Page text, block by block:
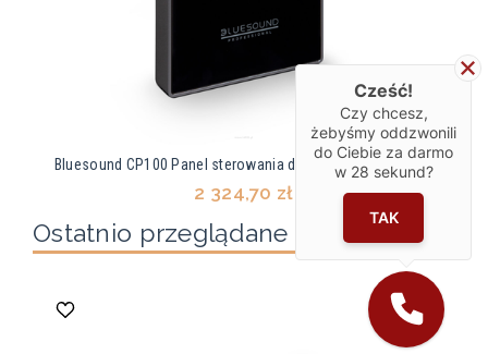
Bluesound CP100 Panel sterowania do montażu na ścianie
2 324,70 zł
Ostatnio przeglądane produkty
Cześć!
Czy chcesz,
żebyśmy oddzwonili
do Ciebie za darmo
w 28 sekund?
TAK